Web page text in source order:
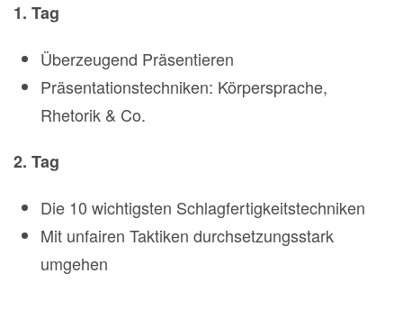
1. Tag
Überzeugend Präsentieren
Präsentationstechniken: Körpersprache,
Rhetorik & Co.
2. Tag
Die 10 wichtigsten Schlagfertigkeitstechniken
Mit unfairen Taktiken durchsetzungsstark
umgehen